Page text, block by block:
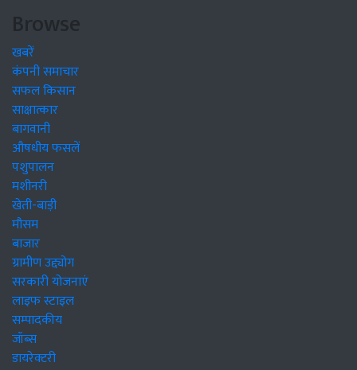
Browse
खबरें
कंपनी समाचार
सफल किसान
साक्षात्कार
बागवानी
औषधीय फसलें
पशुपालन
मशीनरी
खेती-बाड़ी
मौसम
बाजार
ग्रामीण उद्द्योग
सरकारी योजनाएं
लाइफ स्टाइल
सम्पादकीय
जॉब्स
डायरेक्टरी